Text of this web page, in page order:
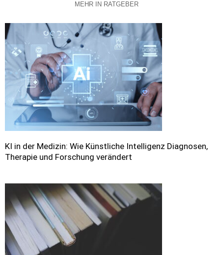
MEHR IN RATGEBER
KI in der Medizin: Wie Künstliche Intelligenz Diagnosen,
Therapie und Forschung verändert